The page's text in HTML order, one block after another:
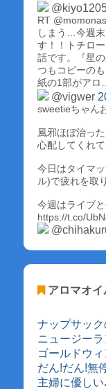
RT
しまう…今週
す！！トチロ
話です。『星
つもコピーの
紙の1部がアロ…
@vigwer
sweetieちゃん
風邪ほぼ治っ
心配してくれ
今日はタイマ
ル)で疲れを取
今週はライブ
https://t.co/
アロマオイ
ナップサッ
ニュージーラ
ゴールドウ
だん!だん!無
主婦に優し